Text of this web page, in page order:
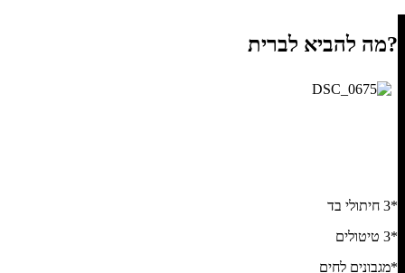
מה להביא לברית?
*3 חיתולי בד
*3 טיטולים
*מגבונים לחים